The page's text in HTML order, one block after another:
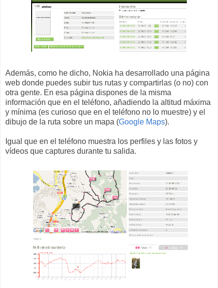
Además, como he dicho, Nokia ha desarrollado una página
web donde puedes subir tus rutas y compartirlas (o no) con
otra gente. En esa página dispones de la misma
información que en el teléfono, añadiendo la altitud máxima
y mínima (es curioso que en el teléfono no lo muestre) y el
dibujo de la ruta sobre un mapa (Google Maps).
Igual que en el teléfono muestra los perfiles y las fotos y
vídeos que captures durante tu salida.